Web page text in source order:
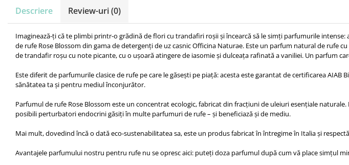
Descriere Review-uri(0)
Imaginează-ți că te plimbi printr-o grădină de flori cu trandafiri roșii și încearcă să le simți parfumurile
de rufe Rose Blossom din gama de detergenți de uz casnic Officina Naturae. Este un parfum natural de
de trandafir roșu cu note picante, cu o ușoară atingere de iasomie și dulceața rafinată a vaniliei. Un parfum
Este diferit de parfumurile clasice de rufe pe care le găsești pe piață: acesta este garantat de certificarea
sănătatea ta și pentru mediul înconjurător.
Parfumul de rufe Rose Blossom este un concentrat ecologic, fabricat din fracțiuni de uleiuri esențiale
posibili perturbatori endocrini găsiți în multe parfumuri de rufe – și beneficiază și de mediu.
Mai mult, dovedind încă o dată eco-sustenabilitatea sa, este un produs fabricat în întregime în Italia și
Avantajele parfumului nostru pentru rufe nu se opresc aici: puteți doza parfumul după cum vă place simțul